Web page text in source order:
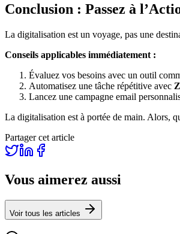
Conclusion : Passez à
La digitalisation est un voyage, pas une
Conseils applicables immédiatement :
Évaluez vos besoins avec un outil
Automatisez une tâche répétitive avec
Lancez une campagne email
La digitalisation est à portée de main. Alors,
Partager cet article
Vous aimerez aussi
Voir tous les articles